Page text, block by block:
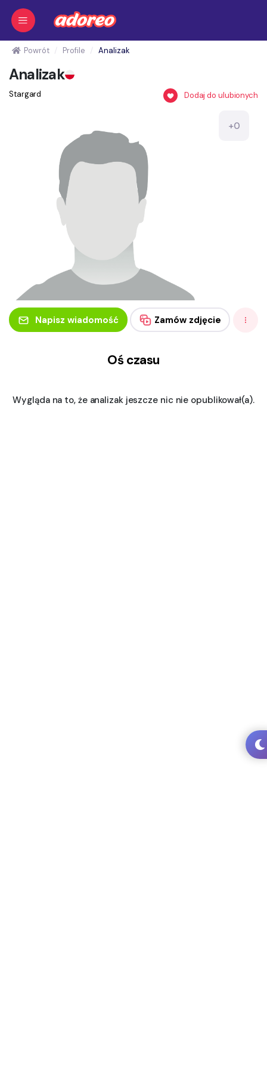
Powrót Profile Analizak
Analizak
Stargard Dodaj do ulubionych
+0
Napisz wiadomość Zamów zdjęcie
Oś czasu
Wygląda na to, że analizak jeszcze nic nie opublikował(a).